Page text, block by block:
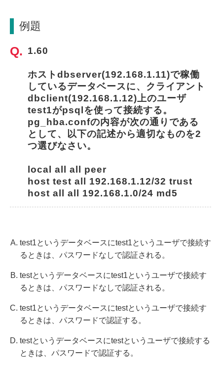
例題
1.60
ホストdbserver(192.168.1.11)で稼働
しているデータベースに、クライアント
dbclient(192.168.1.12)上のユーザ
test1がpsqlを使って接続する。
pg_hba.confの内容が次の通りである
として、以下の記述から適切なものを2
つ選びなさい。
local all all peer
host test all 192.168.1.12/32 trust
host all all 192.168.1.0/24 md5
test1というデータベースにtest1というユーザで接続す
るときは、パスワードなしで認証される。
testというデータベースにtest1というユーザで接続す
るときは、パスワードなしで認証される。
test1というデータベースにtestというユーザで接続す
るときは、パスワードで認証する。
testというデータベースにtestというユーザで接続する
ときは、パスワードで認証する。